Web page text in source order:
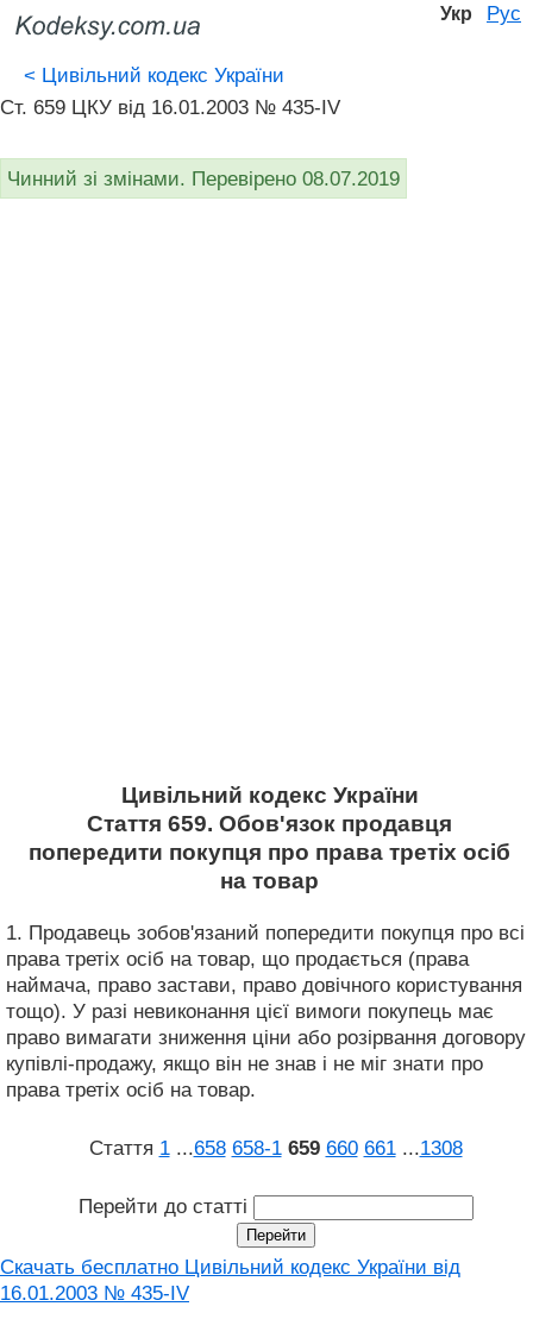
Укр Рус
< Цивільний кодекс України
Ст. 659 ЦКУ від 16.01.2003 № 435-IV
Чинний зі змінами. Перевірено 08.07.2019
Цивільний кодекс України
Стаття 659. Обов'язок продавця
попередити покупця про права третіх осіб
на товар
1. Продавець зобов'язаний попередити покупця про всі
права третіх осіб на товар, що продається (права
наймача, право застави, право довічного користування
тощо). У разі невиконання цієї вимоги покупець має
право вимагати зниження ціни або розірвання договору
купівлі-продажу, якщо він не знав і не міг знати про
права третіх осіб на товар.
Стаття 1 ...658 658‑1 659 660 661 ...1308
Перейти до статті
Скачать бесплатно Цивільний кодекс України від
16.01.2003 № 435-IV